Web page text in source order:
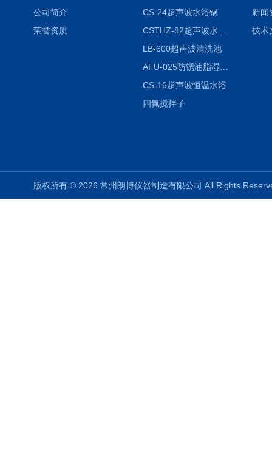
公司简介
荣誉资质
CS-24超声波水浴锅
LB-600超声波清洗池
CS-16超声波恒温水浴
四氟搅拌子
新闻
技术
版权所有 © 2026 常州朗博仪器制造有限公司 All Rights